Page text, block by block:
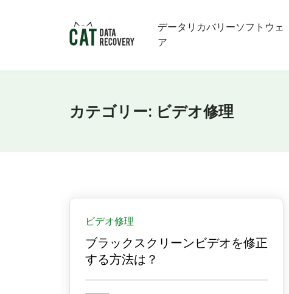
データリカバリーソフトウェ
ア
カテゴリー: ビデオ修理
ビデオ修理
ブラックスクリーンビデオを修正
する方法は？